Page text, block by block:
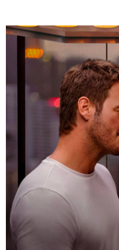
Gönenç Uyanık
Kıvanç Tatlıtuğ Beren Saat